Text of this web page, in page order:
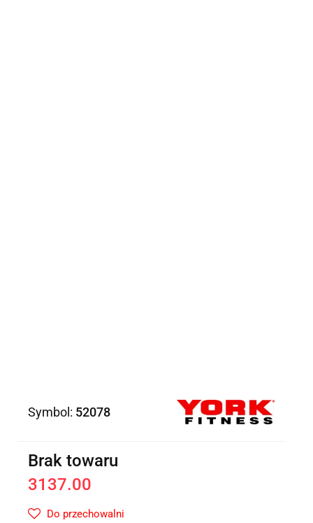
Symbol: 52078
Brak towaru
3137.00
Do przechowalni